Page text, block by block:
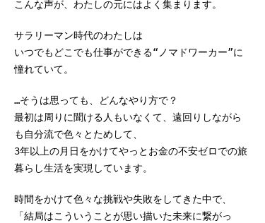
こんな声が、わたしの元にはよく集まります。
サラリーマン時代のわたしは
いつでもどこでも仕事ができる“ノマドワーカー”に
憧れていて。
…そうは思っても、どんなやり方で？
最初は周りに聞ける人もいなくて、遠回りしながら
も自分流で色々とためして、
3年以上の月日をかけてやっとお金の不安ゼロでの旅
暮らし生活を実現しています。
時間をかけて色々な挑戦や失敗をしてきた中で、
「結局はこういうことが思い描いた未来に繋がっ